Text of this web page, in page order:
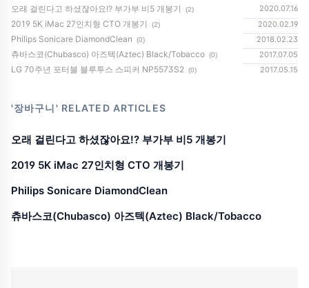
오래 걸린다고 하셨잖아요!? 부가부 비5 개봉기 (2) 2020.07.16
2019 5K iMac 27인치형 CTO 개봉기 (2) 2020.02.19
Philips Sonicare DiamondClean (0) 2018.02.23
츄바스코(Chubasco) 아즈텍(Aztec) Black/Tobacco (0) 2017.07.05
LG 70주년 포터블 블루투스 스피커 NP5573S2 (0) 2017.05.15
'장바구니' RELATED ARTICLES
오래 걸린다고 하셨잖아요!? 부가부 비5 개봉기
2019 5K iMac 27인치형 CTO 개봉기
Philips Sonicare DiamondClean
츄바스코(Chubasco) 아즈텍(Aztec) Black/Tobacco